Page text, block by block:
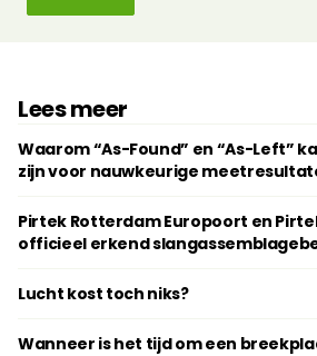
Lees meer
Waarom “As-Found” en “As-Left”
zijn voor nauwkeurige
Pirtek Rotterdam Europoort en
officieel erkend
Lucht kost toch niks?
Wanneer is het tijd om een